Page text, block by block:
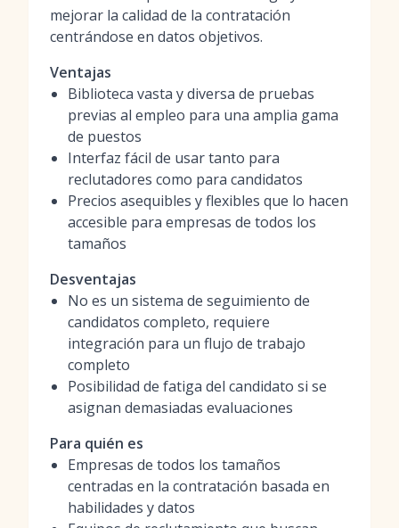
mejorar la calidad de la contratación
centrándose en datos objetivos.
Ventajas
Biblioteca vasta y diversa de pruebas
previas al empleo para una amplia gama
de puestos
Interfaz fácil de usar tanto para
reclutadores como para candidatos
Precios asequibles y flexibles que lo hacen
accesible para empresas de todos los
tamaños
Desventajas
No es un sistema de seguimiento de
candidatos completo, requiere
integración para un flujo de trabajo
completo
Posibilidad de fatiga del candidato si se
asignan demasiadas evaluaciones
Para quién es
Empresas de todos los tamaños
centradas en la contratación basada en
habilidades y datos